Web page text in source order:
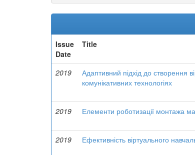
Issue
Date
Title
2019
Адаптивний підхід до створення
комунікативних технологіях
2019
Елементи роботизації монтажа
2019
Ефективність віртуального